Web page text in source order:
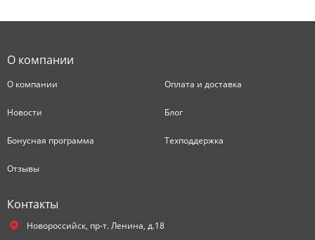
О компании
О компании Оплата и доставка
Новости Блог
Бонусная программа Техподдержка
Отзывы
Контакты
Новороссийск, пр-т. Ленина, д.18